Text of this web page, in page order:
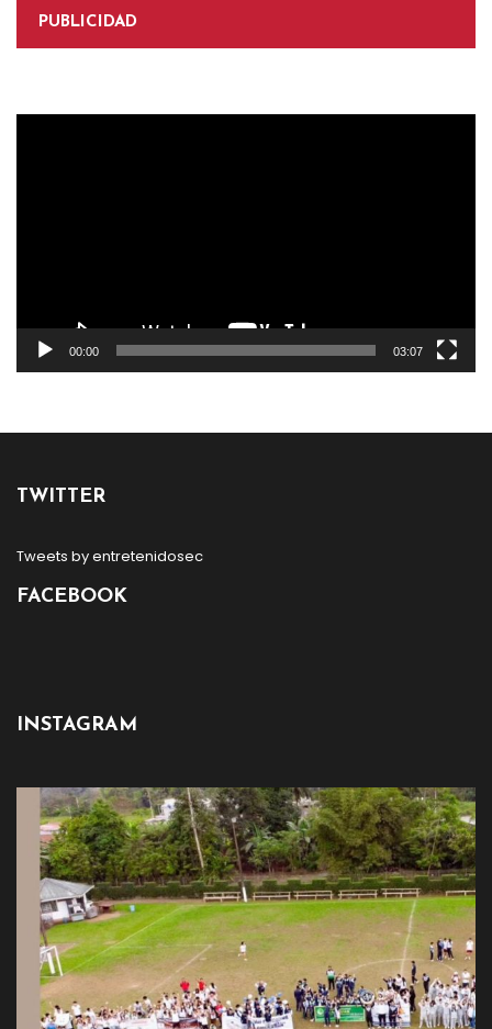
PUBLICIDAD
00:00 03:07
TWITTER
Tweets by entretenidosec
FACEBOOK
INSTAGRAM